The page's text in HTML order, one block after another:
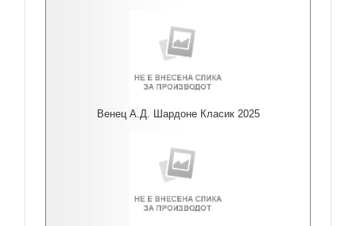
Венец А.Д. Шардоне Класик 2025